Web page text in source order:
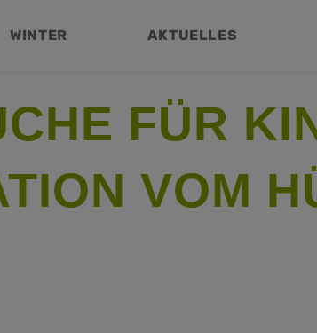
WINTER AKTUELLES
FÜR
VOM